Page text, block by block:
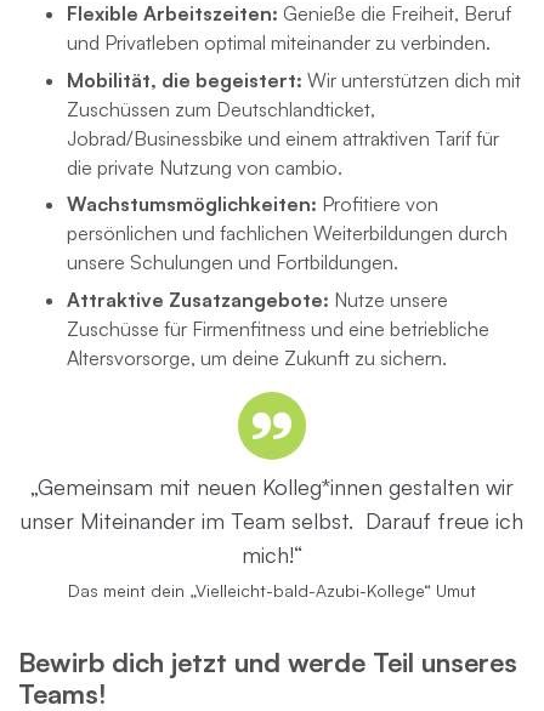
Flexible Arbeitszeiten: Genieße die Freiheit, Beruf
und Privatleben optimal miteinander zu verbinden.
Mobilität, die begeistert: Wir unterstützen dich mit
Zuschüssen zum Deutschlandticket,
Jobrad/Businessbike und einem attraktiven Tarif für
die private Nutzung von cambio.
Wachstumsmöglichkeiten: Profitiere von
persönlichen und fachlichen Weiterbildungen durch
unsere Schulungen und Fortbildungen.
Attraktive Zusatzangebote: Nutze unsere
Zuschüsse für Firmenfitness und eine betriebliche
Altersvorsorge, um deine Zukunft zu sichern.
„Gemeinsam mit neuen Kolleg*innen gestalten wir
unser Miteinander im Team selbst. Darauf freue ich
mich!“
Das meint dein „Vielleicht-bald-Azubi-Kollege“ Umut
Bewirb dich jetzt und werde Teil unseres
Teams!